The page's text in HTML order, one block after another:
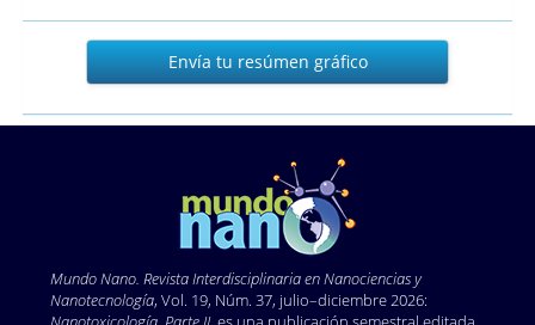
Envía
resúmen
gráfico
Envía tu resúmen gráfico
Mundo Nano. Revista Interdisciplinaria en Nanociencias y
Nanotecnología, Vol. 19, Núm. 37, julio–diciembre 2026: